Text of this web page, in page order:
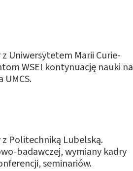
Uniwersytetem Marii Curie-
WSEI kontynuację nauki na
z Politechniką Lubelską.
badawczej, wymiany kadry
seminariów.